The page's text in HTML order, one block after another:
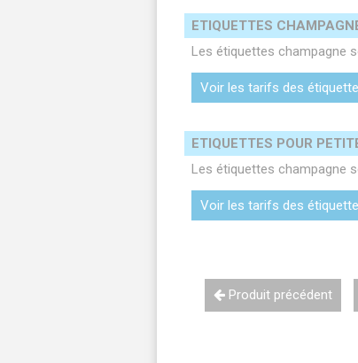
ETIQUETTES
Les étiquettes champagne
Voir les tarifs des
ETIQUETTES POUR
Les étiquettes champagne
Voir les tarifs des
Produit précédent